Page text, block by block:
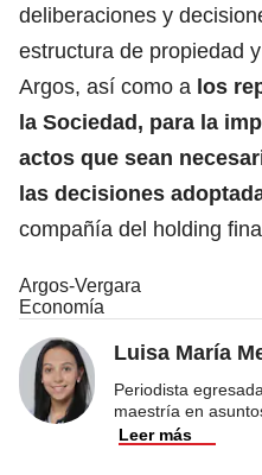
deliberaciones y
estructura de propiedad
Argos, así como a los
la Sociedad, para la
actos que sean
las decisiones
compañía del holding
Argos-Vergara
Economía
Luisa María
Periodista
maestría en
Leer más